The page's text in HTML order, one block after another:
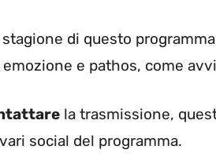
di questo
e pathos, come
la trasmissione,
social del programma.